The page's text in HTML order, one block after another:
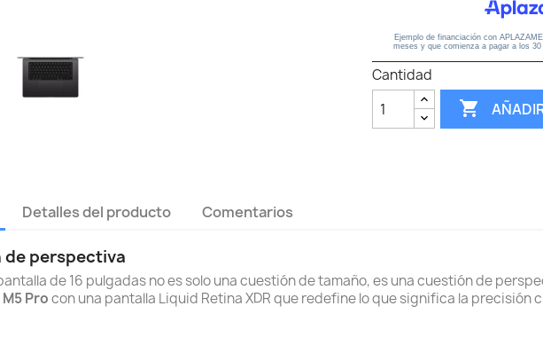
Cantidad

Detalles del producto Comentarios
perspectiva
de 16 pulgadas no es solo una cuestión de tamaño, es una cuestión de
Procon una pantalla Liquid Retina XDR que redefine lo que significa la precisión